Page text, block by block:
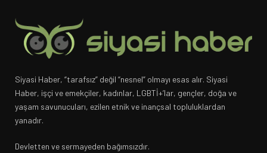
Siyasi Haber, “tarafsız” değil “nesnel” olmayı esas alır. Siyasi
Haber, işçi ve emekçiler, kadınlar, LGBTİ+’lar, gençler, doğa ve
yaşam savunucuları, ezilen etnik ve inançsal topluluklardan
yanadır.
Devletten ve sermayeden bağımsızdır.